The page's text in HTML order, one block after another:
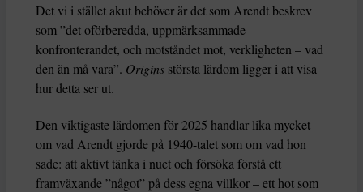
Det vi i stället akut behöver är det som Arendt beskrev
som ”det oförberedda, uppmärksammade
konfronterandet, och motståndet mot, verkligheten – vad
den än må vara”. Origins största lärdom ligger i att visa
hur detta ser ut.
Den viktigaste lärdomen för 2025 handlar lika mycket
om vad Arendt gjorde på 1940-talet som om vad hon
sade: att aktivt tänka i nuet och försöka förstå ett
framväxande ”något” på dess egna villkor – ett hot som